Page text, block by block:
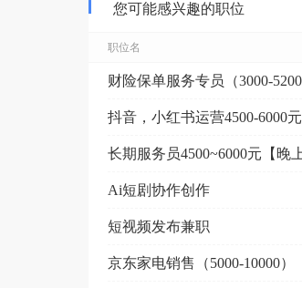
您可能感兴趣的职位
职位名
抖音，小红书运营4500-6000元
Ai短剧协作创作
短视频发布兼职
京东家电销售（5000-10000）